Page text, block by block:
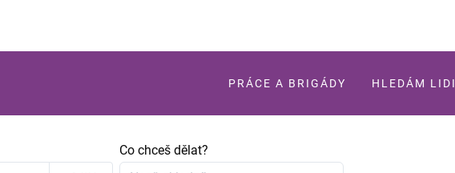
PRÁCE A BRIGÁDY HLEDÁM LIDI
Co chceš dělat?